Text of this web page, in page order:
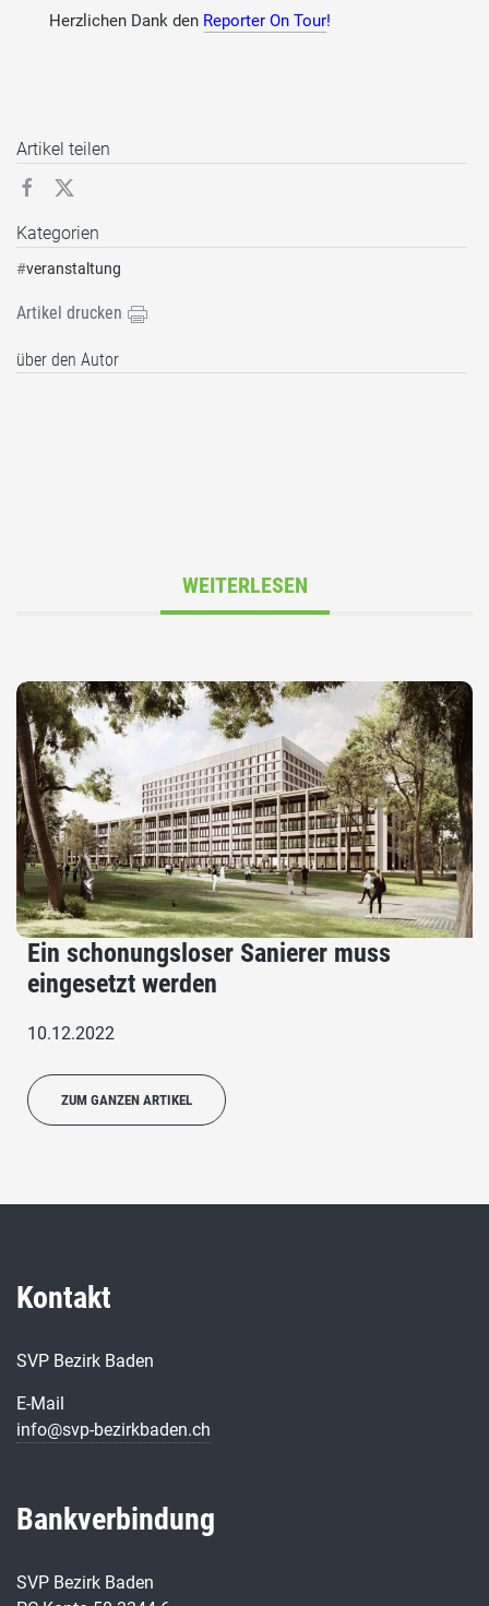
Herzlichen Dank den Reporter On Tour!
Artikel teilen
Kategorien
#veranstaltung
Artikel drucken
über den Autor
WEITERLESEN
Ein schonungsloser Sanierer muss
eingesetzt werden
10.12.2022
ZUM GANZEN ARTIKEL
Kontakt
SVP Bezirk Baden
E-Mail
info@svp-bezirkbaden.ch
Bankverbindung
SVP Bezirk Baden